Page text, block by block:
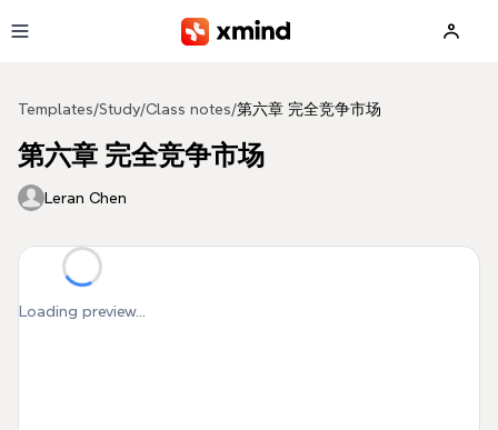
Templates/Study/Class notes/第六章 完全竞争市场
第六章 完全竞争市场
Leran Chen
Loading preview...